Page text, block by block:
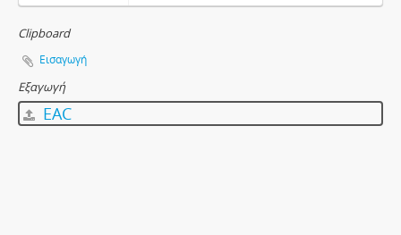
Clipboard
Εισαγωγή
Εξαγωγή
EAC